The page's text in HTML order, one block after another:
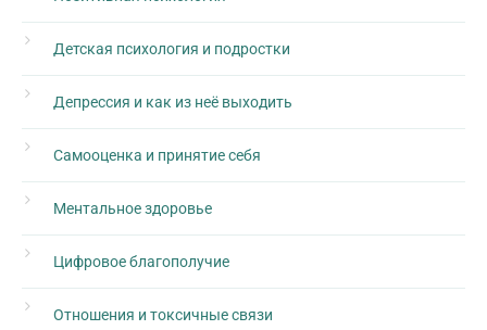
Детская психология и подростки
Депрессия и как из неё выходить
Самооценка и принятие себя
Ментальное здоровье
Цифровое благополучие
Отношения и токсичные связи